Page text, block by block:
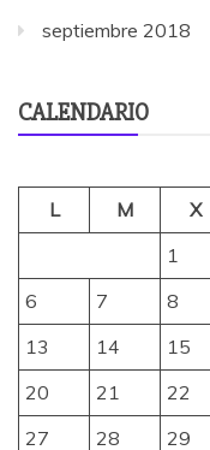
septiembre 2018
CALENDARIO
L
M X
1
6
7 8
13
14 15
20
21 22
27
28 29